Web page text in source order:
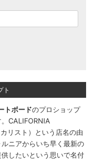
ト
トボードのプロショップ
。CALIFORNIA
リスト）という店名の由
ニアからいち早く最新の
したいという思いで名付